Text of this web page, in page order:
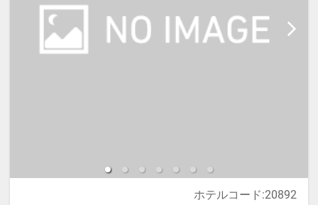
なります。
ホテルコード:20892